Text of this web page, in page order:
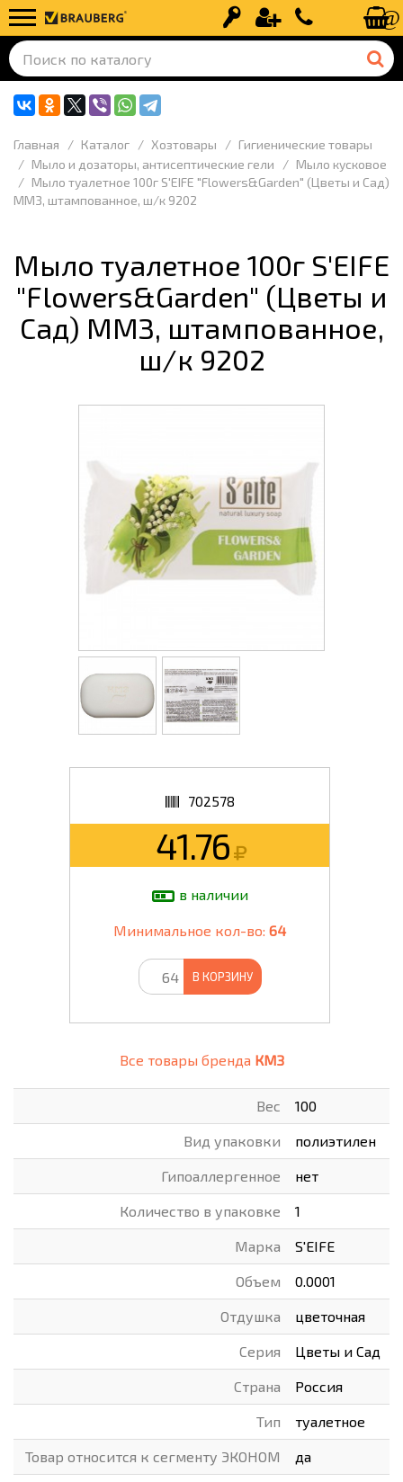
Вход Регистрация+7 (499) 110-
Главная Каталог Хозтовары
Гигиенические товары
Мыло и дозаторы, антисептические гели
Мыло кусковое
Мыло туалетное 100г S'EIFE "Flowers&Garden" (Цветы и Сад)
ММЗ, штампованное, ш/к 9202
Мыло туалетное 100г S'EIFE
"Flowers&Garden" (Цветы и
Сад) ММЗ, штампованное,
ш/к 9202
702578
41.76
в наличии
Минимальное кол-во: 64
В КОРЗИНУ
Все товары бренда КМЗ
Вес 100
Вид упаковки полиэтилен
Гипоаллергенное нет
Количество в упаковке 1
Марка S'EIFE
Объем 0.0001
Отдушка цветочная
Серия Цветы и Сад
Страна Россия
Тип туалетное
Товар относится к сегменту ЭКОНОМ да